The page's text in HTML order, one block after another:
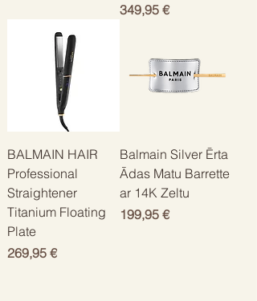
Цена
349,95 €
BALMAIN HAIR
Professional
Straightener
Titanium Floating
Plate
Цена
269,95 €
Balmain Silver Ērta
Ādas Matu Barrette
ar 14K Zeltu
Цена
199,95 €